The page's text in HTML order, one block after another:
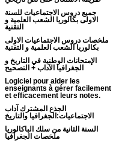
جميع دروس الاجتماعيات للسنة
الاولى بكالوريا الشعب العلمية و
التقنية
ملخصات دروس الاجتماعيات الاولى
بكالوريا الشعب العلمية و التقنية
الإمتحانات الوطنية في التاريخ و
الجغرافيا الآداب + التصحيح
Logiciel pour aider les
enseignants à gérer facilement
et efficacement leurs notes.
الجذع المشترك آداب
الاجتماعيات:الجغرافيا والتاريخ
السنة الثانية من سلك الباكالوريا
ملخصات الجغرافيا